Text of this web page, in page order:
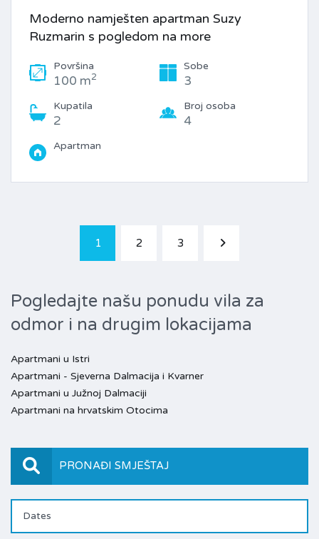
Moderno namješten apartman Suzy
Ruzmarin s pogledom na more
Površina
100 m2
Sobe
3
Kupatila
2
Broj osoba
4
Apartman
1 2 3
Pogledajte našu ponudu vila za
odmor i na drugim lokacijama
Apartmani u Istri
Apartmani - Sjeverna Dalmacija i Kvarner
Apartmani u Južnoj Dalmaciji
Apartmani na hrvatskim Otocima
PRONAĐI SMJEŠTAJ